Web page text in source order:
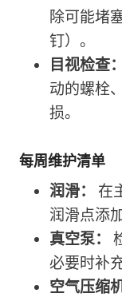
除可能堵
钉）。
目视检查：
动的螺栓
损。
每周维护清单
润滑：
在
润滑点添
真空泵：
必要时补
空气压缩机